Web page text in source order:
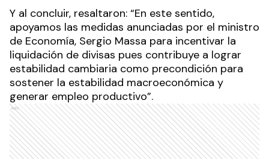
Y al concluir, resaltaron: “En este sentido,
apoyamos las medidas anunciadas por el ministro
de Economía, Sergio Massa para incentivar la
liquidación de divisas pues contribuye a lograr
estabilidad cambiaria como precondición para
sostener la estabilidad macroeconómica y
generar empleo productivo”.
Ads